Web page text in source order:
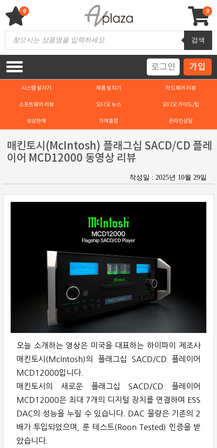
content
AV 플라자
하이파이 / 홈씨어터 전문 쇼핑몰
Products
search
검색
0
0
로그인 가입
시스템 설치기 제품 설치기 하드웨어 리뷰
소프트웨어 리뷰 오디오 뉴스 오디오 가이드/팁
보상판매 가격흥정 온라인상담
매킨토시(McIntosh) 플래그십 SACD/CD 플레
이어 MCD12000 동영상 리뷰
작성일 : 2025년 10월 29일
오늘 소개하는 영상은 미국을 대표하는 하이파이 제조사
매킨토시(McIntosh)의 플래그십 SACD/CD 플레이어
MCD12000입니다.
매킨토시의 새로운 플래그십 SACD/CD 플레이어
MCD12000은 최대 7개의 디지털 장치를 연결하여 ESS
DAC의 성능을 누릴 수 있습니다. DAC 물량은 기존의 2
배가 투입되었으며, 룬 테스트(Roon Tested) 인증을 받
았습니다.